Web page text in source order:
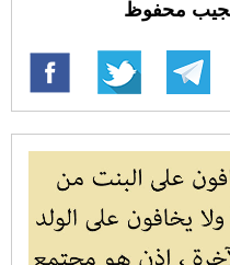
محفوظ